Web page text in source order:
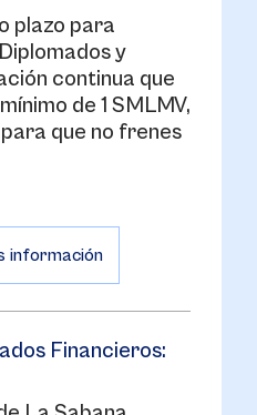
plazo para
y
continua que
de 1 SMLMV,
que no frenes
información
Financieros: